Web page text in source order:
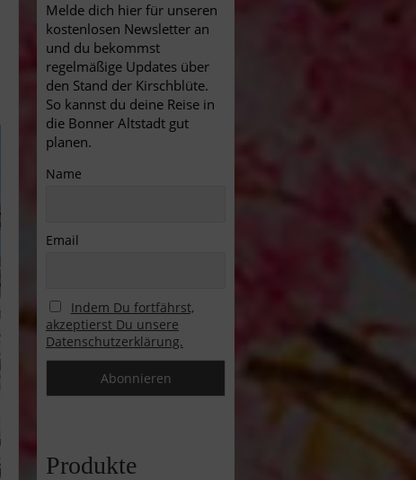
Melde dich hier für unseren
kostenlosen Newsletter an
und du bekommst
regelmäßige Updates über
den Stand der Kirschblüte.
So kannst du deine Reise in
die Bonner Altstadt gut
planen.
Name
Email
Indem Du fortfährst,
akzeptierst Du unsere
Datenschutzerklärung.
Produkte